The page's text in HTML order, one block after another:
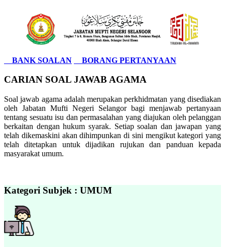
BANK SOALAN BORANG PERTANYAAN
CARIAN SOAL JAWAB AGAMA
Soal jawab agama adalah merupakan perkhidmatan yang disediakan
oleh Jabatan Mufti Negeri Selangor bagi menjawab pertanyaan
tentang sesuatu isu dan permasalahan yang diajukan oleh pelanggan
berkaitan dengan hukum syarak. Setiap soalan dan jawapan yang
telah dikemaskini akan dihimpunkan di sini mengikut kategori yang
telah ditetapkan untuk dijadikan rujukan dan panduan kepada
masyarakat umum.
Kategori Subjek : UMUM